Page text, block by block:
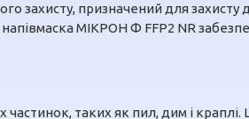
захисту, призначений для захисту
МІКРОН Ф FFP2 NR
частинок, таких як пил, дим і